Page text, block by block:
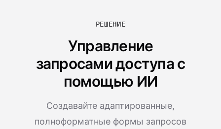
РЕШЕНИЕ
Управление
запросами доступа с
помощью ИИ
Создавайте адаптированные,
полноформатные формы запросов